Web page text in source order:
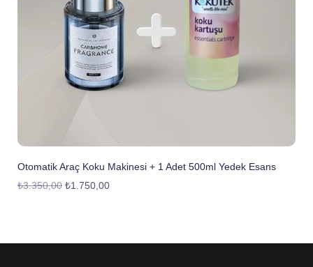
Otomatik Araç Koku Makinesi + 1 Adet 500ml Yedek Esans
₺3.350,00 ₺1.750,00